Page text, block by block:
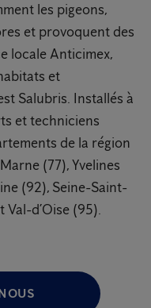
les pigeons,
et provoquent des
locale Anticimex,
et
Salubris. Installés à
et techniciens
de la région
(77), Yvelines
(92), Seine-Saint-
d’Oise (95).